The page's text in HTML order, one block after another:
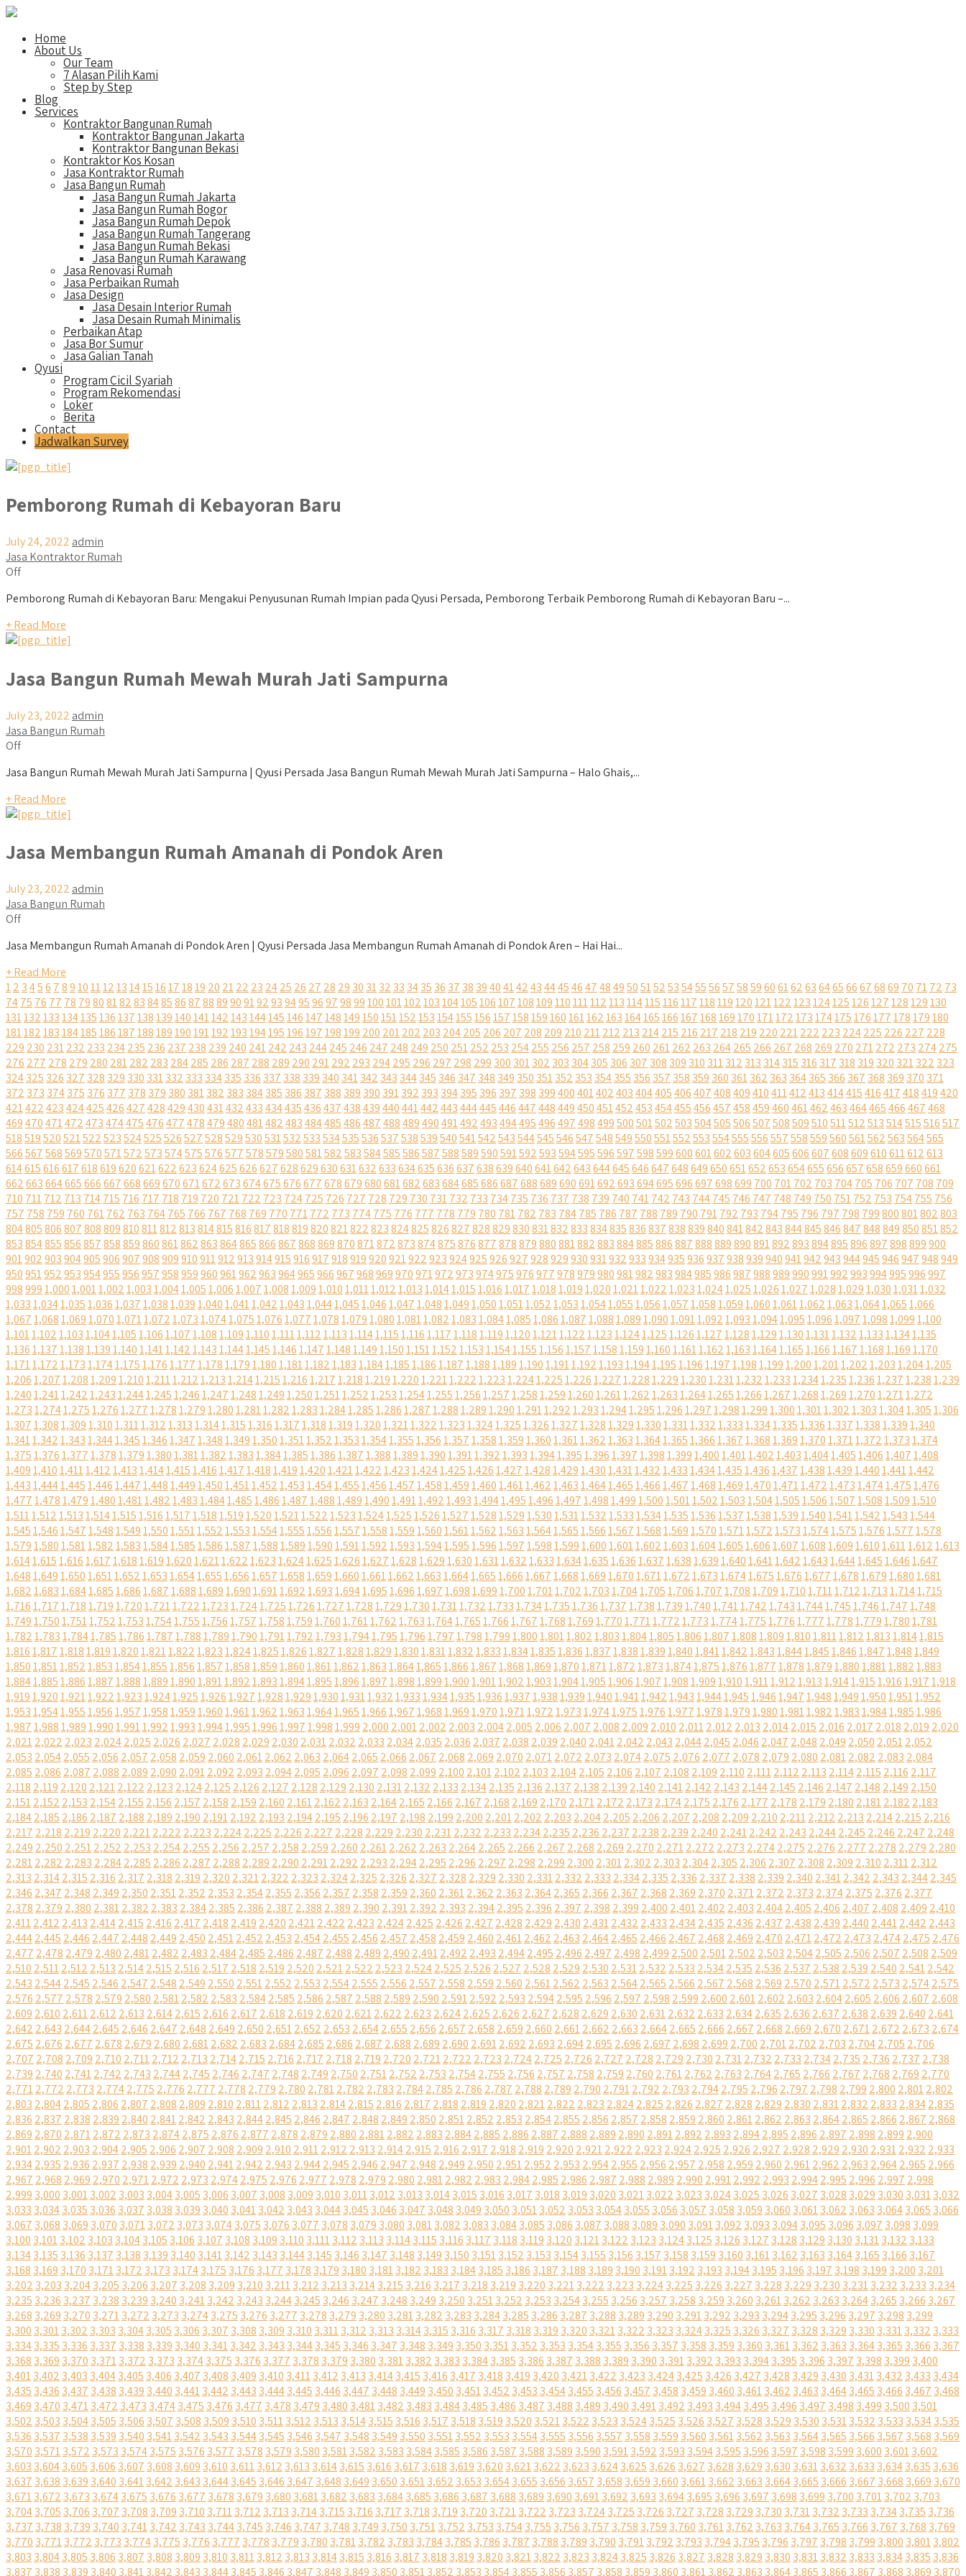
Home
About Us
Our Team
7 Alasan Pilih Kami
Step by Step
Blog
Services
Kontraktor Bangunan Rumah
Kontraktor Bangunan Jakarta
Kontraktor Bangunan Bekasi
Kontraktor Kos Kosan
Jasa Kontraktor Rumah
Jasa Bangun Rumah
Jasa Bangun Rumah Jakarta
Jasa Bangun Rumah Bogor
Jasa Bangun Rumah Depok
Jasa Bangun Rumah Tangerang
Jasa Bangun Rumah Bekasi
Jasa Bangun Rumah Karawang
Jasa Renovasi Rumah
Jasa Perbaikan Rumah
Jasa Design
Jasa Desain Interior Rumah
Jasa Desain Rumah Minimalis
Perbaikan Atap
Jasa Bor Sumur
Jasa Galian Tanah
Qyusi
Program Cicil Syariah
Program Rekomendasi
Loker
Berita
Contact
Jadwalkan Survey
Pemborong Rumah di Kebayoran Baru
July 24, 2022 admin
Jasa Kontraktor Rumah
Off
Pemborong Rumah di Kebayoran Baru: Mengakui Penyusunan Rumah Impian pada Qyusi Persada, Pemborong Terbaik Pemborong Rumah di Kebayoran Baru –...
+ Read More
Jasa Bangun Rumah Mewah Murah Jati Sampurna
July 23, 2022 admin
Jasa Bangun Rumah
Off
Jasa Bangun Rumah Mewah Murah Jati Sampurna | Qyusi Persada Jasa Bangun Rumah Mewah Murah Jati Sampurna – Halo Ghais,...
+ Read More
Jasa Membangun Rumah Amanah di Pondok Aren
July 23, 2022 admin
Jasa Bangun Rumah
Off
Jasa Membangun Rumah Amanah di Pondok Aren | Qyusi Persada Jasa Membangun Rumah Amanah di Pondok Aren – Hai Hai...
+ Read More
12 3456 78910111213141516171819 20 2122 23 2425 26 27 28 29 30 3132 33 3435 36 37 38 39404142434445464748495051525354555657585960616263646566676869 70 7172 73
7475 76 77 78 798081828384858687888990919293949596979899100101102103104105106107108109110111112113114115116117118119120121122123124125126127128129130
131132133134135136137138139140141142143144145146147148149150151152153154155156157158159160161162163164165166167168169170171172173174175176177178179180
181182183184185186187188189190191192193194195196197198199 200 201202 203 204205 206 207 208 209 210 211212 213 214215 216 217 218 219 220 221222 223 224225 226 227 228
229 230 231232 233 234235 236 237 238 239 240 241242 243 244245 246 247 248 249 250 251252 253 254255 256 257 258 259 260 261262 263 264265 266 267 268 269 270 271272 273 274275
276 277 278 279 280 281282 283 284285 286 287 288 289 290 291292 293 294295 296 297 298 299 300 301302 303 304305 306 307 308 309 310 311312 313 314315 316 317 318 319 320 321322 323
324325 326 327 328 329 330 331332 333 334335 336 337 338 339 340 341342 343 344345 346 347 348 349 350 351352 353 354355 356 357 358 359 360 361362 363 364365 366 367 368 369 370 371
372 373 374375 376 377 378 379 380 381382 383 384385 386 387 388 389 390 391392 393 394395 396 397 398 399400401402403404405406407408409410411412413414415416417418419420
421422423424425426427428429430431432433434435436437438439440441442443444445446447448449450451452453454455456457458459460461462463464465466467468
469470471472473474475476477478479480481482483484485486487488489490491492493494495496497498499500501502503504505506507508509510511512513514515516517
518519520521522523524525526527528529530531532533534535536537538539540541542543544545546547548549550551552553554555556557558559560561562563564565
566567568569570571572573574575576577578579580581582583584585586587588589590591592593594595596597598599600601602603604605606607608609610611612613
614615616617618619620621622623624625626627628629630631632633634635636637638639640641642643644645646647648649650651652653654655656657658659660661
662663664665666667668669670671672673674675676677678679680681682683684685686687688689690691692693694695696697698699 700 701702 703 704705 706 707 708 709
710 711712 713 714715 716 717 718 719 720 721722 723 724725 726 727 728 729 730 731732 733 734735 736 737 738 739 740 741742 743 744745 746 747 748 749 750 751752 753 754755 756
757 758 759 760 761762 763 764765 766 767 768 769 770 771772 773 774775 776 777 778 779 780 781782 783 784785 786 787 788 789 790 791792 793 794795 796 797 798 799800801802803
804805806807808809810811812813814815816817818819820821822823824825826827828829830831832833834835836837838839840841842843844845846847848849850851852
853854855856857858859860861862863864865866867868869870871872873874875876877878879880881882883884885886887888889890891892893894895896897898899900
901902903904905906907908909910911912913914915916917918919920921922923924925926927928929930931932933934935936937938939940941942943944945946947948949
950951952953954955956957958959960961962963964965966967968969970971972973974975976977978979980981982983984985986987988989990991992993994995996997
9989991,0001,0011,0021,0031,0041,0051,0061,0071,0081,0091,0101,0111,0121,0131,0141,0151,0161,0171,0181,0191,0201,0211,0221,0231,0241,0251,0261,0271,0281,0291,0301,0311,032
1,0331,0341,0351,0361,0371,0381,0391,0401,0411,0421,0431,0441,0451,0461,0471,0481,0491,0501,0511,0521,0531,0541,0551,0561,0571,0581,0591,0601,0611,0621,0631,0641,0651,066
1,0671,0681,0691,0701,0711,0721,0731,0741,0751,0761,0771,0781,0791,0801,0811,0821,0831,0841,0851,0861,0871,0881,0891,0901,0911,0921,0931,0941,0951,0961,0971,0981,0991,100
1,1011,1021,1031,1041,1051,1061,1071,1081,1091,1101,1111,1121,1131,1141,1151,1161,1171,1181,1191,1201,1211,1221,1231,1241,1251,1261,1271,1281,1291,1301,1311,1321,1331,1341,135
1,1361,1371,1381,1391,1401,1411,1421,1431,1441,1451,1461,1471,1481,1491,1501,1511,1521,1531,1541,1551,1561,1571,1581,1591,1601,1611,1621,1631,1641,1651,1661,1671,1681,1691,170
1,1711,1721,1731,1741,1751,1761,1771,1781,1791,1801,1811,1821,1831,1841,1851,1861,1871,1881,1891,1901,1911,1921,1931,1941,1951,1961,1971,1981,1991,2001,2011,2021,2031,2041,205
1,2061,2071,2081,2091,2101,2111,2121,2131,2141,2151,2161,2171,2181,2191,2201,2211,2221,2231,2241,2251,2261,2271,2281,2291,2301,2311,2321,2331,2341,2351,2361,2371,2381,239
1,2401,2411,2421,2431,2441,2451,2461,2471,2481,2491,2501,2511,2521,2531,2541,2551,2561,2571,2581,2591,2601,2611,2621,2631,2641,2651,2661,2671,2681,2691,2701,2711,272
1,2731,2741,2751,2761,2771,2781,2791,2801,2811,2821,2831,2841,2851,2861,2871,2881,2891,2901,2911,2921,2931,2941,2951,2961,2971,2981,2991,3001,3011,3021,3031,3041,3051,306
1,3071,3081,3091,3101,3111,3121,3131,3141,3151,3161,3171,3181,3191,3201,3211,3221,3231,3241,3251,3261,3271,3281,3291,3301,3311,3321,3331,3341,3351,3361,3371,3381,3391,340
1,3411,3421,3431,3441,3451,3461,3471,3481,3491,3501,3511,3521,3531,3541,3551,3561,3571,3581,3591,3601,3611,3621,3631,3641,3651,3661,3671,3681,3691,3701,3711,3721,3731,374
1,3751,3761,3771,3781,3791,3801,3811,3821,3831,3841,3851,3861,3871,3881,3891,3901,3911,3921,3931,3941,3951,3961,3971,3981,3991,4001,4011,4021,4031,4041,4051,4061,4071,408
1,4091,4101,4111,4121,4131,4141,4151,4161,4171,4181,4191,4201,4211,4221,4231,4241,4251,4261,4271,4281,4291,4301,4311,4321,4331,4341,4351,4361,4371,4381,4391,4401,4411,442
1,4431,4441,4451,4461,4471,4481,4491,4501,4511,4521,4531,4541,4551,4561,4571,4581,4591,4601,4611,4621,4631,4641,4651,4661,4671,4681,4691,4701,4711,4721,4731,4741,4751,476
1,4771,4781,4791,4801,4811,4821,4831,4841,4851,4861,4871,4881,4891,4901,4911,4921,4931,4941,4951,4961,4971,4981,4991,5001,5011,5021,5031,5041,5051,5061,5071,5081,5091,510
1,5111,5121,5131,5141,5151,5161,5171,5181,5191,5201,5211,5221,5231,5241,5251,5261,5271,5281,5291,5301,5311,5321,5331,5341,5351,5361,5371,5381,5391,5401,5411,5421,5431,544
1,5451,5461,5471,5481,5491,5501,5511,5521,5531,5541,5551,5561,5571,5581,5591,5601,5611,5621,5631,5641,5651,5661,5671,5681,5691,5701,5711,5721,5731,5741,5751,5761,5771,578
1,5791,5801,5811,5821,5831,5841,5851,5861,5871,5881,5891,5901,5911,5921,5931,5941,5951,5961,5971,5981,5991,6001,6011,6021,6031,6041,6051,6061,6071,6081,6091,6101,6111,6121,613
1,6141,6151,6161,6171,6181,6191,6201,6211,6221,6231,6241,6251,6261,6271,6281,6291,6301,6311,6321,6331,6341,6351,6361,6371,6381,6391,6401,6411,6421,6431,6441,6451,6461,647
1,6481,6491,6501,6511,6521,6531,6541,6551,6561,6571,6581,6591,6601,6611,6621,6631,6641,6651,6661,6671,6681,6691,6701,6711,6721,6731,6741,6751,6761,6771,6781,6791,6801,681
1,6821,6831,6841,6851,6861,6871,6881,6891,6901,6911,6921,6931,6941,6951,6961,6971,6981,6991,7001,7011,7021,7031,7041,7051,7061,7071,7081,7091,7101,7111,7121,7131,7141,715
1,7161,7171,7181,7191,7201,7211,7221,7231,7241,7251,7261,7271,7281,7291,7301,7311,7321,7331,7341,7351,7361,7371,7381,7391,7401,7411,7421,7431,7441,7451,7461,7471,748
1,7491,7501,7511,7521,7531,7541,7551,7561,7571,7581,7591,7601,7611,7621,7631,7641,7651,7661,7671,7681,7691,7701,7711,7721,7731,7741,7751,7761,7771,7781,7791,7801,781
1,7821,7831,7841,7851,7861,7871,7881,7891,7901,7911,7921,7931,7941,7951,7961,7971,7981,7991,8001,8011,8021,8031,8041,8051,8061,8071,8081,8091,8101,8111,8121,8131,8141,815
1,8161,8171,8181,8191,8201,8211,8221,8231,8241,8251,8261,8271,8281,8291,8301,8311,8321,8331,8341,8351,8361,8371,8381,8391,8401,8411,8421,8431,8441,8451,8461,8471,8481,849
1,8501,8511,8521,8531,8541,8551,8561,8571,8581,8591,8601,8611,8621,8631,8641,8651,8661,8671,8681,8691,8701,8711,8721,8731,8741,8751,8761,8771,8781,8791,8801,8811,8821,883
1,8841,8851,8861,8871,8881,8891,8901,8911,8921,8931,8941,8951,8961,8971,8981,8991,9001,9011,9021,9031,9041,9051,9061,9071,9081,9091,9101,9111,9121,9131,9141,9151,9161,9171,918
1,9191,9201,9211,9221,9231,9241,9251,9261,9271,9281,9291,9301,9311,9321,9331,9341,9351,9361,9371,9381,9391,9401,9411,9421,9431,9441,9451,9461,9471,9481,9491,9501,9511,952
1,9531,9541,9551,9561,9571,9581,9591,9601,9611,9621,9631,9641,9651,9661,9671,9681,9691,9701,9711,9721,9731,9741,9751,9761,9771,9781,9791,9801,9811,9821,9831,9841,9851,986
1,9871,9881,9891,9901,9911,9921,9931,9941,9951,9961,9971,9981,999 2,000 2,0012,002 2,003 2,0042,005 2,006 2,007 2,008 2,009 2,010 2,0112,012 2,013 2,0142,015 2,016 2,017 2,018 2,019 2,020
2,0212,022 2,023 2,0242,025 2,026 2,027 2,028 2,029 2,030 2,0312,032 2,033 2,0342,035 2,036 2,037 2,038 2,039 2,040 2,0412,042 2,043 2,0442,045 2,046 2,047 2,048 2,049 2,050 2,0512,052
2,053 2,0542,055 2,056 2,057 2,058 2,059 2,060 2,0612,062 2,063 2,0642,065 2,066 2,067 2,068 2,069 2,070 2,0712,072 2,073 2,0742,075 2,076 2,077 2,078 2,079 2,080 2,0812,082 2,083 2,084
2,085 2,086 2,087 2,088 2,089 2,090 2,0912,092 2,093 2,0942,095 2,096 2,097 2,098 2,099 2,100 2,1012,102 2,103 2,1042,105 2,106 2,107 2,108 2,109 2,110 2,1112,112 2,113 2,1142,115 2,116 2,117
2,118 2,119 2,120 2,1212,122 2,123 2,1242,125 2,126 2,127 2,128 2,129 2,130 2,1312,132 2,133 2,1342,135 2,136 2,137 2,138 2,139 2,140 2,1412,142 2,143 2,1442,145 2,146 2,147 2,148 2,149 2,150
2,1512,152 2,153 2,1542,155 2,156 2,157 2,158 2,159 2,160 2,1612,162 2,163 2,1642,165 2,166 2,167 2,168 2,169 2,170 2,1712,172 2,173 2,1742,175 2,176 2,177 2,178 2,179 2,180 2,1812,182 2,183
2,1842,185 2,186 2,187 2,188 2,189 2,190 2,1912,192 2,193 2,1942,195 2,196 2,197 2,198 2,199 2,200 2,2012,202 2,203 2,2042,205 2,206 2,207 2,208 2,209 2,210 2,2112,212 2,213 2,2142,215 2,216
2,217 2,218 2,219 2,220 2,2212,222 2,223 2,2242,225 2,226 2,227 2,228 2,229 2,230 2,2312,232 2,233 2,2342,235 2,236 2,237 2,238 2,239 2,240 2,2412,242 2,243 2,2442,245 2,246 2,247 2,248
2,249 2,250 2,2512,252 2,253 2,2542,255 2,256 2,257 2,258 2,259 2,260 2,2612,262 2,263 2,2642,265 2,266 2,267 2,268 2,269 2,270 2,2712,272 2,273 2,2742,275 2,276 2,277 2,278 2,279 2,280
2,2812,282 2,283 2,2842,285 2,286 2,287 2,288 2,289 2,290 2,2912,292 2,293 2,2942,295 2,296 2,297 2,298 2,299 2,300 2,3012,302 2,303 2,3042,305 2,306 2,307 2,308 2,309 2,310 2,3112,312
2,313 2,3142,315 2,316 2,317 2,318 2,319 2,320 2,3212,322 2,323 2,3242,325 2,326 2,327 2,328 2,329 2,330 2,3312,332 2,333 2,3342,335 2,336 2,337 2,338 2,339 2,340 2,3412,342 2,343 2,3442,345
2,346 2,347 2,348 2,349 2,350 2,3512,352 2,353 2,3542,355 2,356 2,357 2,358 2,359 2,360 2,3612,362 2,363 2,3642,365 2,366 2,367 2,368 2,369 2,370 2,3712,372 2,373 2,3742,375 2,376 2,377
2,378 2,379 2,380 2,3812,382 2,383 2,3842,385 2,386 2,387 2,388 2,389 2,390 2,3912,392 2,393 2,3942,395 2,396 2,397 2,398 2,399 2,400 2,4012,402 2,403 2,4042,405 2,406 2,407 2,408 2,409 2,410
2,4112,412 2,413 2,4142,415 2,416 2,417 2,418 2,419 2,420 2,4212,422 2,423 2,4242,425 2,426 2,427 2,428 2,429 2,430 2,4312,432 2,433 2,4342,435 2,436 2,437 2,438 2,439 2,440 2,4412,442 2,443
2,4442,445 2,446 2,447 2,448 2,449 2,450 2,4512,452 2,453 2,4542,455 2,456 2,457 2,458 2,459 2,460 2,4612,462 2,463 2,4642,465 2,466 2,467 2,468 2,469 2,470 2,4712,472 2,473 2,4742,475 2,476
2,477 2,478 2,479 2,480 2,4812,482 2,483 2,4842,485 2,486 2,487 2,488 2,489 2,490 2,4912,492 2,493 2,4942,495 2,496 2,497 2,498 2,499 2,500 2,5012,502 2,503 2,5042,505 2,506 2,507 2,508 2,509
2,510 2,5112,512 2,513 2,5142,515 2,516 2,517 2,518 2,519 2,520 2,5212,522 2,523 2,5242,525 2,526 2,527 2,528 2,529 2,530 2,5312,532 2,533 2,5342,535 2,536 2,537 2,538 2,539 2,540 2,5412,542
2,543 2,5442,545 2,546 2,547 2,548 2,549 2,550 2,5512,552 2,553 2,5542,555 2,556 2,557 2,558 2,559 2,560 2,5612,562 2,563 2,5642,565 2,566 2,567 2,568 2,569 2,570 2,5712,572 2,573 2,5742,575
2,576 2,577 2,578 2,579 2,580 2,5812,582 2,583 2,5842,585 2,586 2,587 2,588 2,589 2,590 2,5912,592 2,593 2,5942,595 2,596 2,597 2,598 2,599 2,600 2,6012,602 2,603 2,6042,605 2,606 2,607 2,608
2,609 2,610 2,6112,612 2,613 2,6142,615 2,616 2,617 2,618 2,619 2,620 2,6212,622 2,623 2,6242,625 2,626 2,627 2,628 2,629 2,630 2,6312,632 2,633 2,6342,635 2,636 2,637 2,638 2,639 2,640 2,641
2,642 2,643 2,6442,645 2,646 2,647 2,648 2,649 2,650 2,6512,652 2,653 2,6542,655 2,656 2,657 2,658 2,659 2,660 2,6612,662 2,663 2,6642,665 2,666 2,667 2,668 2,669 2,670 2,6712,672 2,673 2,674
2,675 2,676 2,677 2,678 2,679 2,680 2,6812,682 2,683 2,6842,685 2,686 2,687 2,688 2,689 2,690 2,6912,692 2,693 2,6942,695 2,696 2,697 2,698 2,699 2,700 2,7012,702 2,703 2,7042,705 2,706
2,707 2,708 2,709 2,710 2,7112,712 2,713 2,7142,715 2,716 2,717 2,718 2,719 2,720 2,7212,722 2,723 2,7242,725 2,726 2,727 2,728 2,729 2,730 2,7312,732 2,733 2,7342,735 2,736 2,737 2,738
2,739 2,740 2,7412,742 2,743 2,7442,745 2,746 2,747 2,748 2,749 2,750 2,7512,752 2,753 2,7542,755 2,756 2,757 2,758 2,759 2,760 2,7612,762 2,763 2,7642,765 2,766 2,767 2,768 2,769 2,770
2,7712,772 2,773 2,7742,775 2,776 2,777 2,778 2,779 2,780 2,7812,782 2,783 2,7842,785 2,786 2,787 2,788 2,789 2,790 2,7912,792 2,793 2,7942,795 2,796 2,797 2,798 2,799 2,800 2,8012,802
2,803 2,8042,805 2,806 2,807 2,808 2,809 2,810 2,8112,812 2,813 2,8142,815 2,816 2,817 2,818 2,819 2,820 2,8212,822 2,823 2,8242,825 2,826 2,827 2,828 2,829 2,830 2,8312,832 2,833 2,8342,835
2,836 2,837 2,838 2,839 2,840 2,8412,842 2,843 2,8442,845 2,846 2,847 2,848 2,849 2,850 2,8512,852 2,853 2,8542,855 2,856 2,857 2,858 2,859 2,860 2,8612,862 2,863 2,8642,865 2,866 2,867 2,868
2,869 2,870 2,8712,872 2,873 2,8742,875 2,876 2,877 2,878 2,879 2,880 2,8812,882 2,883 2,8842,885 2,886 2,887 2,888 2,889 2,890 2,8912,892 2,893 2,8942,895 2,896 2,897 2,898 2,899 2,900
2,9012,902 2,903 2,9042,905 2,906 2,907 2,908 2,909 2,910 2,9112,912 2,913 2,9142,915 2,916 2,917 2,918 2,919 2,920 2,9212,922 2,923 2,9242,925 2,926 2,927 2,928 2,929 2,930 2,9312,932 2,933
2,9342,935 2,936 2,937 2,938 2,939 2,940 2,9412,942 2,943 2,9442,945 2,946 2,947 2,948 2,949 2,950 2,9512,952 2,953 2,9542,955 2,956 2,957 2,958 2,959 2,960 2,9612,962 2,963 2,9642,965 2,966
2,967 2,968 2,969 2,970 2,9712,972 2,973 2,9742,975 2,976 2,977 2,978 2,979 2,980 2,9812,982 2,983 2,9842,985 2,986 2,987 2,988 2,989 2,990 2,9912,992 2,993 2,9942,995 2,996 2,997 2,998
2,999 3,000 3,0013,002 3,003 3,0043,005 3,006 3,007 3,008 3,009 3,010 3,0113,012 3,013 3,0143,015 3,016 3,017 3,018 3,019 3,020 3,0213,022 3,023 3,0243,025 3,026 3,027 3,028 3,029 3,030 3,0313,032
3,033 3,0343,035 3,036 3,037 3,038 3,039 3,040 3,0413,042 3,043 3,0443,045 3,046 3,047 3,048 3,049 3,050 3,0513,052 3,053 3,0543,055 3,056 3,057 3,058 3,059 3,060 3,0613,062 3,063 3,0643,065 3,066
3,067 3,068 3,069 3,070 3,0713,072 3,073 3,0743,075 3,076 3,077 3,078 3,079 3,080 3,0813,082 3,083 3,0843,085 3,086 3,087 3,088 3,089 3,090 3,0913,092 3,093 3,0943,095 3,096 3,097 3,098 3,099
3,100 3,1013,102 3,103 3,1043,105 3,106 3,107 3,108 3,109 3,110 3,1113,112 3,113 3,1143,115 3,116 3,117 3,118 3,119 3,120 3,1213,122 3,123 3,1243,125 3,126 3,127 3,128 3,129 3,130 3,1313,132 3,133
3,1343,135 3,136 3,137 3,138 3,139 3,140 3,1413,142 3,143 3,1443,145 3,146 3,147 3,148 3,149 3,150 3,1513,152 3,153 3,1543,155 3,156 3,157 3,158 3,159 3,160 3,1613,162 3,163 3,1643,165 3,166 3,167
3,168 3,169 3,170 3,1713,172 3,173 3,1743,175 3,176 3,177 3,178 3,179 3,180 3,1813,182 3,183 3,1843,185 3,186 3,187 3,188 3,189 3,190 3,1913,192 3,193 3,1943,195 3,196 3,197 3,198 3,199 3,200 3,201
3,202 3,203 3,2043,205 3,206 3,207 3,208 3,209 3,210 3,2113,212 3,213 3,2143,215 3,216 3,217 3,218 3,219 3,220 3,2213,222 3,223 3,2243,225 3,226 3,227 3,228 3,229 3,230 3,2313,232 3,233 3,234
3,235 3,236 3,237 3,238 3,239 3,240 3,2413,242 3,243 3,2443,245 3,246 3,247 3,248 3,249 3,250 3,2513,252 3,253 3,2543,255 3,256 3,257 3,258 3,259 3,260 3,2613,262 3,263 3,2643,265 3,266 3,267
3,268 3,269 3,270 3,2713,272 3,273 3,2743,275 3,276 3,277 3,278 3,279 3,280 3,2813,282 3,283 3,2843,285 3,286 3,287 3,288 3,289 3,290 3,2913,292 3,293 3,2943,295 3,296 3,297 3,298 3,299
3,300 3,3013,302 3,303 3,3043,305 3,306 3,307 3,308 3,309 3,310 3,3113,312 3,313 3,3143,315 3,316 3,317 3,318 3,319 3,320 3,3213,322 3,323 3,3243,325 3,326 3,327 3,328 3,329 3,330 3,3313,332 3,333
3,3343,335 3,336 3,337 3,338 3,339 3,340 3,3413,342 3,343 3,3443,345 3,346 3,347 3,348 3,349 3,350 3,3513,352 3,353 3,3543,355 3,356 3,357 3,358 3,359 3,360 3,3613,362 3,363 3,3643,365 3,366 3,367
3,368 3,369 3,370 3,3713,372 3,373 3,3743,375 3,376 3,377 3,378 3,379 3,380 3,3813,382 3,383 3,3843,385 3,386 3,387 3,388 3,389 3,390 3,3913,392 3,393 3,3943,395 3,396 3,397 3,398 3,399 3,400
3,4013,402 3,403 3,4043,405 3,406 3,407 3,408 3,409 3,410 3,4113,412 3,413 3,4143,415 3,416 3,417 3,418 3,419 3,420 3,4213,422 3,423 3,4243,425 3,426 3,427 3,428 3,429 3,430 3,4313,432 3,433 3,434
3,435 3,436 3,437 3,438 3,439 3,440 3,4413,442 3,443 3,4443,445 3,446 3,447 3,448 3,449 3,450 3,4513,452 3,453 3,4543,455 3,456 3,457 3,458 3,459 3,460 3,4613,462 3,463 3,4643,465 3,466 3,467 3,468
3,469 3,470 3,4713,472 3,473 3,4743,475 3,476 3,477 3,478 3,479 3,480 3,4813,482 3,483 3,4843,485 3,486 3,487 3,488 3,489 3,490 3,4913,492 3,493 3,4943,495 3,496 3,497 3,498 3,499 3,500 3,501
3,502 3,503 3,5043,505 3,506 3,507 3,508 3,509 3,510 3,5113,512 3,513 3,5143,515 3,516 3,517 3,518 3,519 3,520 3,5213,522 3,523 3,5243,525 3,526 3,527 3,528 3,529 3,530 3,5313,532 3,533 3,5343,535
3,536 3,537 3,538 3,539 3,540 3,5413,542 3,543 3,5443,545 3,546 3,547 3,548 3,549 3,550 3,5513,552 3,553 3,5543,555 3,556 3,557 3,558 3,559 3,560 3,5613,562 3,563 3,5643,565 3,566 3,567 3,568 3,569
3,570 3,5713,572 3,573 3,5743,575 3,576 3,577 3,578 3,579 3,580 3,5813,582 3,583 3,5843,585 3,586 3,587 3,588 3,589 3,590 3,5913,592 3,593 3,5943,595 3,596 3,597 3,598 3,599 3,600 3,6013,602
3,603 3,6043,605 3,606 3,607 3,608 3,609 3,610 3,6113,612 3,613 3,6143,615 3,616 3,617 3,618 3,619 3,620 3,6213,622 3,623 3,6243,625 3,626 3,627 3,628 3,629 3,630 3,6313,632 3,633 3,6343,635 3,636
3,637 3,638 3,639 3,640 3,6413,642 3,643 3,6443,645 3,646 3,647 3,648 3,649 3,650 3,6513,652 3,653 3,6543,655 3,656 3,657 3,658 3,659 3,660 3,6613,662 3,663 3,6643,665 3,666 3,667 3,668 3,669 3,670
3,6713,672 3,673 3,6743,675 3,676 3,677 3,678 3,679 3,680 3,6813,682 3,683 3,6843,685 3,686 3,687 3,688 3,689 3,690 3,6913,692 3,693 3,6943,695 3,696 3,697 3,698 3,699 3,700 3,7013,702 3,703
3,7043,705 3,706 3,707 3,708 3,709 3,710 3,7113,712 3,713 3,7143,715 3,716 3,717 3,718 3,719 3,720 3,7213,722 3,723 3,7243,725 3,726 3,727 3,728 3,729 3,730 3,7313,732 3,733 3,7343,735 3,736
3,737 3,738 3,739 3,740 3,7413,742 3,743 3,7443,745 3,746 3,747 3,748 3,749 3,750 3,7513,752 3,753 3,7543,755 3,756 3,757 3,758 3,759 3,760 3,7613,762 3,763 3,7643,765 3,766 3,767 3,768 3,769
3,770 3,7713,772 3,773 3,7743,775 3,776 3,777 3,778 3,779 3,780 3,7813,782 3,783 3,7843,785 3,786 3,787 3,788 3,789 3,790 3,7913,792 3,793 3,7943,795 3,796 3,797 3,798 3,799 3,800 3,8013,802
3,803 3,8043,805 3,806 3,807 3,808 3,809 3,810 3,8113,812 3,813 3,8143,815 3,816 3,817 3,818 3,819 3,820 3,8213,822 3,823 3,8243,825 3,826 3,827 3,828 3,829 3,830 3,8313,832 3,833 3,8343,835 3,836
3,837 3,838 3,839 3,840 3,8413,842 3,843 3,8443,845 3,846 3,847 3,848 3,849 3,850 3,8513,852 3,853 3,8543,855 3,856 3,857 3,858 3,859 3,860 3,8613,862 3,863 3,8643,865 3,866 3,867 3,868 3,869 3,870